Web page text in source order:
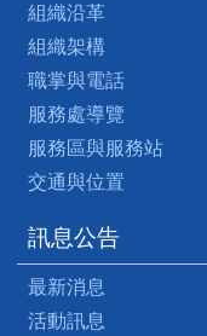
組織沿革
組織架構
職掌與電話
服務處導覽
服務區與服務站
交通與位置
訊息公告
最新消息
活動訊息